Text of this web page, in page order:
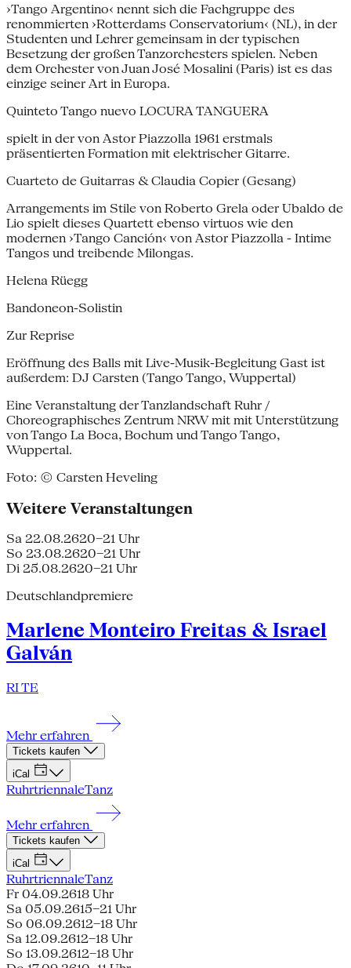
›Tango Argentino‹ nennt sich die Fachgruppe des
renommierten ›Rotterdams Conservatorium‹ (NL), in der
Studenten und Lehrer gemeinsam in der typischen
Besetzung der großen Tanzorchesters spielen. Neben
dem Orchester von Juan José Mosalini (Paris) ist es das
einzige seiner Art in Europa.
Quinteto Tango nuevo LOCURA TANGUERA
spielt in der von Astor Piazzolla 1961 erstmals
präsentierten Formation mit elektrischer Gitarre.
Cuarteto de Guitarras & Claudia Copier (Gesang)
Arrangements im Stile von Roberto Grela oder Ubaldo de
Lio spielt dieses Quartett ebenso virtuos wie den
modernen ›Tango Canción‹ von Astor Piazzolla - Intime
Tangos und treibende Milongas.
Helena Rüegg
Bandoneon-Solistin
Zur Reprise
Eröffnung des Balls mit Live-Musik-Begleitung Gast ist
außerdem: DJ Carsten (Tango Tango, Wuppertal)
Eine Veranstaltung der Tanzlandschaft Ruhr /
Choreographisches Zentrum NRW mit mit Unterstützung
von Tango La Boca, Bochum und Tango Tango,
Wuppertal.
Foto: © Carsten Heveling
Weitere Veranstaltungen
Sa 22.08.2620–21 Uhr
So 23.08.2620–21 Uhr
Di 25.08.2620–21 Uhr
Deutschlandpremiere
Marlene Monteiro Freitas & Israel
Galván
RI TE
Mehr erfahren
Tickets kaufen
iCal
RuhrtriennaleTanz
Mehr erfahren
Tickets kaufen
iCal
RuhrtriennaleTanz
Fr 04.09.2618 Uhr
Sa 05.09.2615–21 Uhr
So 06.09.2612–18 Uhr
Sa 12.09.2612–18 Uhr
So 13.09.2612–18 Uhr